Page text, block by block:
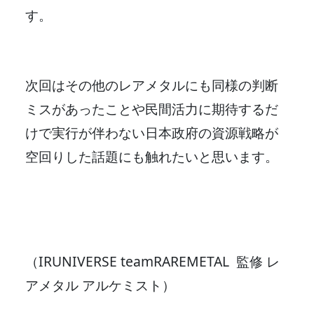
す。
次回はその他のレアメタルにも同様の判断
ミスがあったことや民間活力に期待するだ
けで実行が伴わない日本政府の資源戦略が
空回りした話題にも触れたいと思います。
（IRUNIVERSE teamRAREMETAL 監修 レ
アメタル アルケミスト）